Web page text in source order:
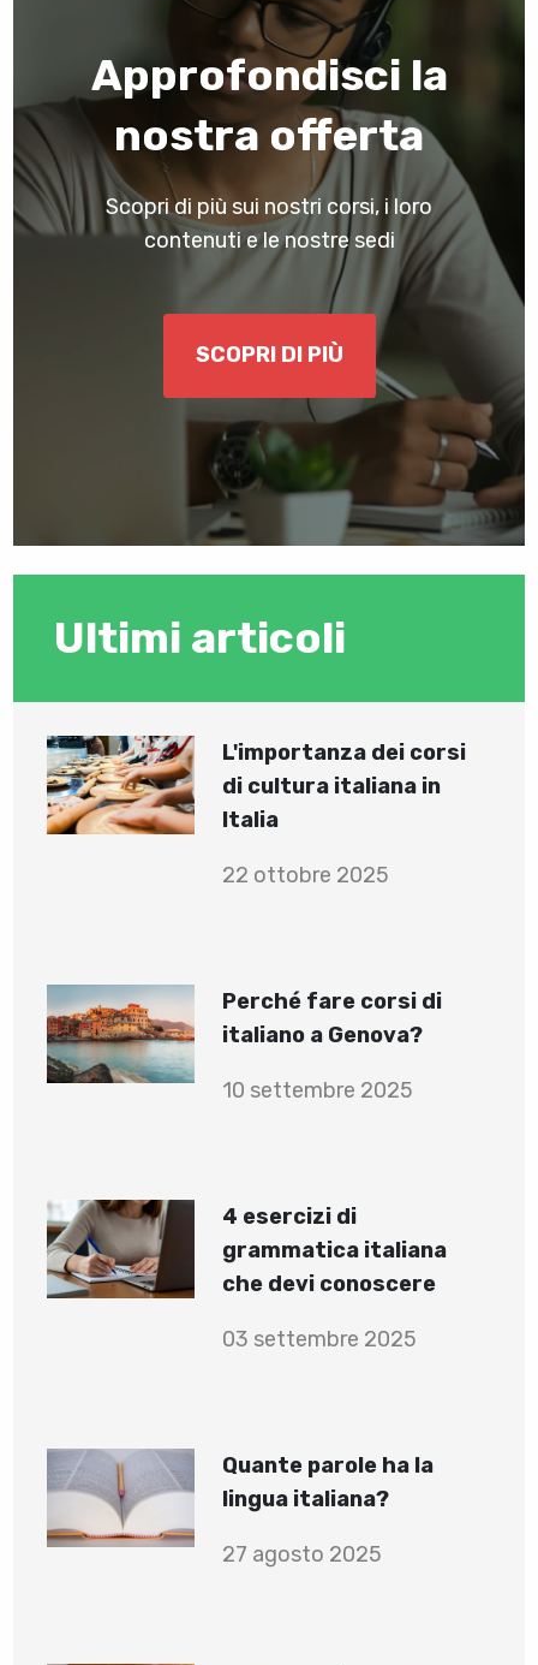
Approfondisci la
nostra offerta
Scopri di più sui nostri corsi, i loro
contenuti e le nostre sedi
SCOPRI DI PIÙ
Ultimi articoli
L'importanza dei corsi
di cultura italiana in
Italia
22 ottobre 2025
Perché fare corsi di
italiano a Genova?
10 settembre 2025
4 esercizi di
grammatica italiana
che devi conoscere
03 settembre 2025
Quante parole ha la
lingua italiana?
27 agosto 2025